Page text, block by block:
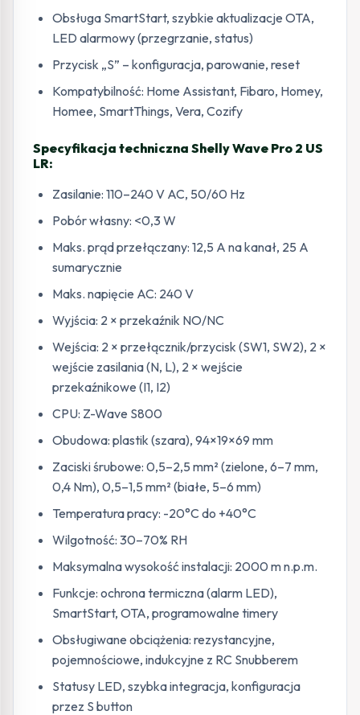
Obsługa SmartStart, szybkie aktualizacje OTA,
LED alarmowy (przegrzanie, status)
Przycisk „S” – konfiguracja, parowanie, reset
Kompatybilność: Home Assistant, Fibaro, Homey,
Homee, SmartThings, Vera, Cozify
Specyfikacja techniczna Shelly Wave Pro 2 US
LR:
Zasilanie: 110–240 V AC, 50/60 Hz
Pobór własny: <0,3 W
Maks. prąd przełączany: 12,5 A na kanał, 25 A
sumarycznie
Maks. napięcie AC: 240 V
Wyjścia: 2 × przekaźnik NO/NC
Wejścia: 2 × przełącznik/przycisk (SW1, SW2), 2 ×
wejście zasilania (N, L), 2 × wejście
przekaźnikowe (I1, I2)
CPU: Z-Wave S800
Obudowa: plastik (szara), 94×19×69 mm
Zaciski śrubowe: 0,5–2,5 mm² (zielone, 6–7 mm,
0,4 Nm), 0,5–1,5 mm² (białe, 5–6 mm)
Temperatura pracy: -20°C do +40°C
Wilgotność: 30–70% RH
Maksymalna wysokość instalacji: 2000 m n.p.m.
Funkcje: ochrona termiczna (alarm LED),
SmartStart, OTA, programowalne timery
Obsługiwane obciążenia: rezystancyjne,
pojemnościowe, indukcyjne z RC Snubberem
Statusy LED, szybka integracja, konfiguracja
przez S button